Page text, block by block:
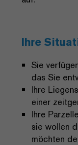
Ihre
Sie
das Sie
Ihre
einer
Ihre
sie wollen
möchten